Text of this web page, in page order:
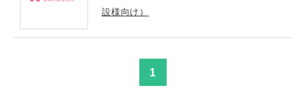
設様向け）
1